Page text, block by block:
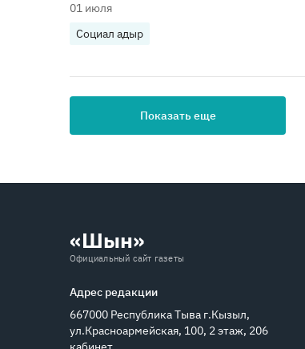
01 июля
Социал адыр
Показать еще
«Шын»
Официальный сайт газеты
Адрес редакции
667000 Республика Тыва г.Кызыл,
ул.Красноармейская, 100, 2 этаж, 206